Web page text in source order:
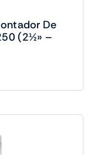
De
(2½» –